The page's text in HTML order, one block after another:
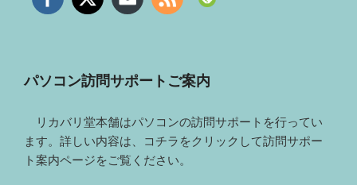
パソコン訪問サポートご案内
リカバリ堂本舗はパソコンの訪問サポートを行ってい
ます。詳しい内容は、コチラをクリックして訪問サポー
ト案内ページをご覧ください。